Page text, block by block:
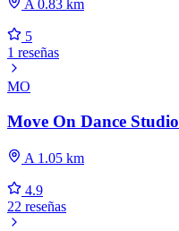
A 0.83 km
5
1 reseñas
MO
Move On Dance Studio
A 1.05 km
4.9
22 reseñas